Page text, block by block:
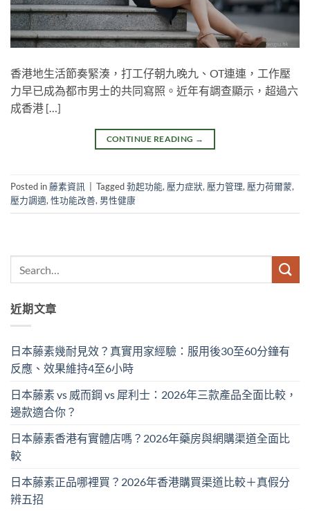
香港地生活節奏緊湊，打工仔朝九晚九、OT連連，工作壓
力早已成為都市男士的共同寫照。近年有調查顯示，超過六
成香港 […]
CONTINUE READING →
Posted in藤素資訊 Tagged勃起功能, 壓力症狀, 壓力管理, 壓力荷爾蒙,
壓力調適,性功能改善, 男性健康
近期文章
日本藤素幾耐見效？真實用家經驗：服用後30至60分鐘有
反應、效果維持4至6小時
日本藤素 vs 威而鋼 vs 犀利士：2026年三款產品全面比較，
邊款適合你？
日本藤素香港有實體店嗎？2026年藥房與網購渠道全面比
較
日本藤素正品哪裡買？2026年香港購買渠道比較＋真假分
辨五招